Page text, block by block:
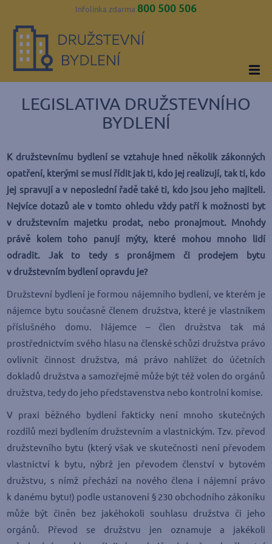
Infolinka zdarma 800 500 506
LEGISLATIVA DRUŽSTEVNÍHO
BYDLENÍ
K družstevnímu bydlení se vztahuje hned několik zákonných
opatření, kterými se musí řídit jak ti, kdo jej realizují, tak ti, kdo
jej spravují a v neposlední řadě také ti, kdo jsou jeho majiteli.
Nejvíce dotazů ale v tomto ohledu vždy patří k možnosti byt
v družstevním majetku prodat, nebo pronajmout. Mnohdy
právě kolem toho panují mýty, které mohou mnoho lidí
odradit. Jak to tedy s pronájmem či prodejem bytu
v družstevním bydlení opravdu je?
Družstevní bydlení je formou nájemního bydlení, ve kterém je
nájemce bytu současně členem družstva, které je vlastníkem
příslušného domu. Nájemce – člen družstva tak má
prostřednictvím svého hlasu na členské schůzi družstva právo
ovlivnit činnost družstva, má právo nahlížet do účetních
dokladů družstva a samozřejmě může být též volen do orgánů
družstva, tedy do jeho představenstva nebo kontrolní komise.
V praxi běžného bydlení fakticky není mnoho skutečných
rozdílů mezi bydlením družstevním a vlastnickým. Tzv. převod
družstevního bytu (který však ve skutečnosti není převodem
vlastnictví k bytu, nýbrž jen převodem členství v bytovém
družstvu, s nímž přechází na nového člena i nájemní právo
k danému bytu!) podle ustanovení § 230 obchodního zákoníku
může být činěn bez jakéhokoli souhlasu družstva či jeho
orgánů. Převod se družstvu jen oznamuje a jakékoli